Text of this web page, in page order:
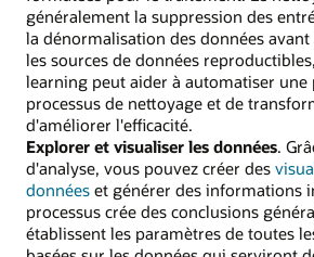
généralement la suppression des
la dénormalisation des données avant
les sources de données
learning peut aider à automatiser une
processus de nettoyage et de
d'améliorer l'efficacité.
Explorer et visualiser les données.
d'analyse, vous pouvez créer des
données et générer des informations
processus crée des conclusions
établissent les paramètres de toutes